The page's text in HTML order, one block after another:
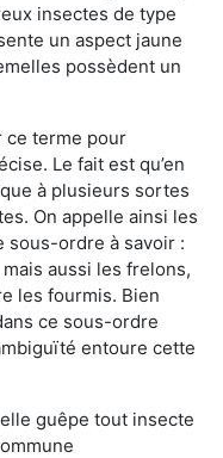
insectes de type
un aspect jaune
possèdent un
ce terme pour
Le fait est qu’en
à plusieurs sortes
On appelle ainsi les
sous-ordre à savoir :
aussi les frelons,
les fourmis. Bien
ce sous-ordre
entoure cette
guêpe tout insecte